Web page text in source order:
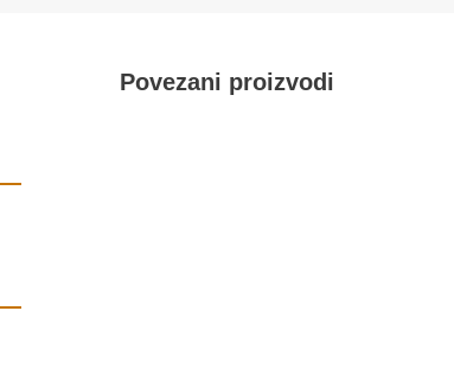
Povezani proizvodi